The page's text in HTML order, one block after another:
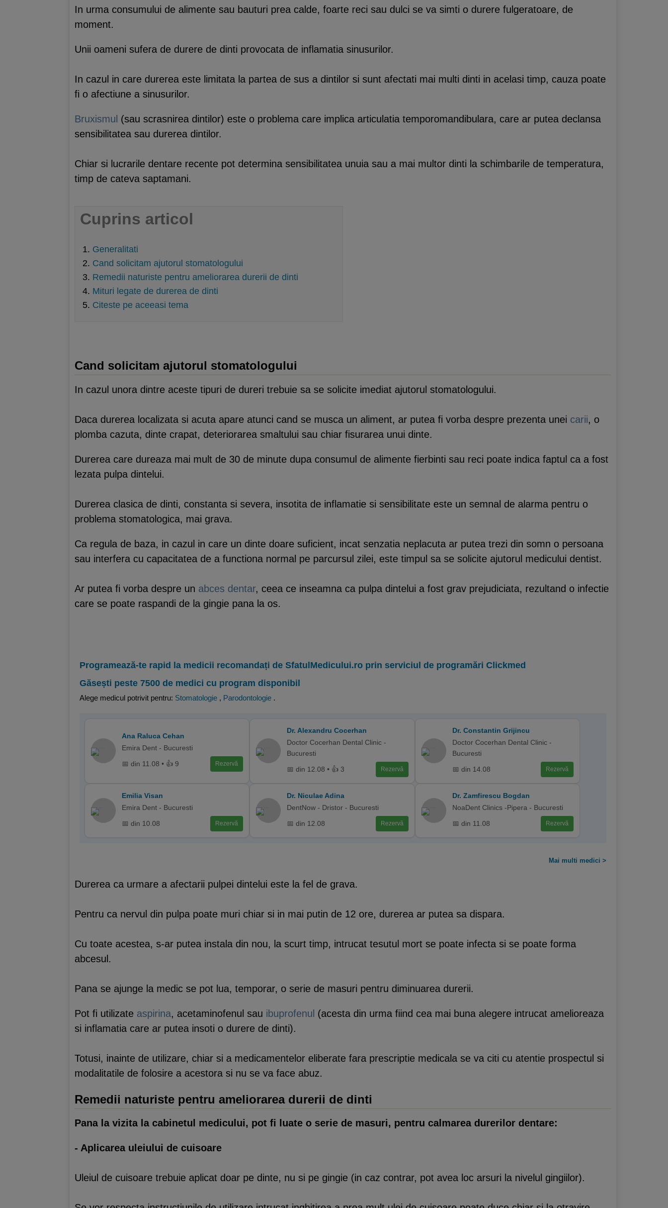
In urma consumului de alimente sau bauturi prea calde, foarte reci sau dulci se va simti o durere fulgeratoare, de
moment.
Unii oameni sufera de durere de dinti provocata de inflamatia sinusurilor.
In cazul in care durerea este limitata la partea de sus a dintilor si sunt afectati mai multi dinti in acelasi timp, cauza poate
fi o afectiune a sinusurilor.
Bruxismul (sau scrasnirea dintilor) este o problema care implica articulatia temporomandibulara, care ar putea declansa
sensibilitatea sau durerea dintilor.
Chiar si lucrarile dentare recente pot determina sensibilitatea unuia sau a mai multor dinti la schimbarile de temperatura,
timp de cateva saptamani.
Cuprins articol
Generalitati
Cand solicitam ajutorul stomatologului
Remedii naturiste pentru ameliorarea durerii de dinti
Mituri legate de durerea de dinti
Citeste pe aceeasi tema
Cand solicitam ajutorul stomatologului
In cazul unora dintre aceste tipuri de dureri trebuie sa se solicite imediat ajutorul stomatologului.
Daca durerea localizata si acuta apare atunci cand se musca un aliment, ar putea fi vorba despre prezenta unei carii, o
plomba cazuta, dinte crapat, deteriorarea smaltului sau chiar fisurarea unui dinte.
Durerea care dureaza mai mult de 30 de minute dupa consumul de alimente fierbinti sau reci poate indica faptul ca a fost
lezata pulpa dintelui.
Durerea clasica de dinti, constanta si severa, insotita de inflamatie si sensibilitate este un semnal de alarma pentru o
problema stomatologica, mai grava.
Ca regula de baza, in cazul in care un dinte doare suficient, incat senzatia neplacuta ar putea trezi din somn o persoana
sau interfera cu capacitatea de a functiona normal pe parcursul zilei, este timpul sa se solicite ajutorul medicului dentist.
Ar putea fi vorba despre un abces dentar, ceea ce inseamna ca pulpa dintelui a fost grav prejudiciata, rezultand o infectie
care se poate raspandi de la gingie pana la os.
Programează-te rapid la medicii recomandați de SfatulMedicului.ro prin serviciul de programări Clickmed
Găsești peste 7500 de medici cu program disponibil
Alege medicul potrivit pentru: Stomatologie , Parodontologie .
Ana Raluca Cehan
Emira Dent - Bucuresti
📅 din 11.08 • 👍 9 Rezervă
Dr. Alexandru Cocerhan
Doctor Cocerhan Dental Clinic -
Bucuresti
📅 din 12.08 • 👍 3 Rezervă
Dr. Constantin Grijincu
Doctor Cocerhan Dental Clinic -
Bucuresti
📅 din 14.08 Rezervă
Emilia Visan
Emira Dent - Bucuresti
📅 din 10.08 Rezervă
Dr. Niculae Adina
DentNow - Dristor - Bucuresti
📅 din 12.08 Rezervă
Dr. Zamfirescu Bogdan
NoaDent Clinics -Pipera - Bucuresti
📅 din 11.08 Rezervă
Mai multi medici >
Durerea ca urmare a afectarii pulpei dintelui este la fel de grava.
Pentru ca nervul din pulpa poate muri chiar si in mai putin de 12 ore, durerea ar putea sa dispara.
Cu toate acestea, s-ar putea instala din nou, la scurt timp, intrucat tesutul mort se poate infecta si se poate forma
abcesul.
Pana se ajunge la medic se pot lua, temporar, o serie de masuri pentru diminuarea durerii.
Pot fi utilizate aspirina, acetaminofenul sau ibuprofenul (acesta din urma fiind cea mai buna alegere intrucat amelioreaza
si inflamatia care ar putea insoti o durere de dinti).
Totusi, inainte de utilizare, chiar si a medicamentelor eliberate fara prescriptie medicala se va citi cu atentie prospectul si
modalitatile de folosire a acestora si nu se va face abuz.
Remedii naturiste pentru ameliorarea durerii de dinti
Pana la vizita la cabinetul medicului, pot fi luate o serie de masuri, pentru calmarea durerilor dentare:
- Aplicarea uleiului de cuisoare
Uleiul de cuisoare trebuie aplicat doar pe dinte, nu si pe gingie (in caz contrar, pot avea loc arsuri la nivelul gingiilor).